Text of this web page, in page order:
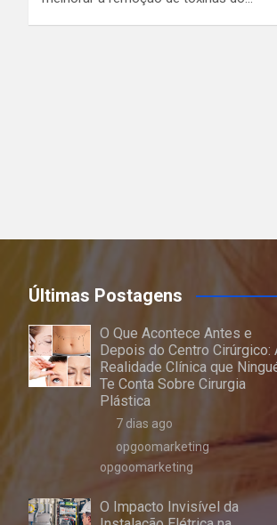
Últimas Postagens
O Que Acontece Antes e
Depois do Centro Cirúrgico:
Realidade Clínica que
Te Conta Sobre Cirurgia
Plástica
7 dias ago
opgoomarketing
opgoomarketing
O Impacto Invisível da